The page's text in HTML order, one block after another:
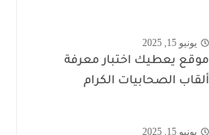
يونيو 15, 2025
موقع يعطيك اختبار معرفة
ألقاب الصحابيات الكرام
يونيو 15, 2025